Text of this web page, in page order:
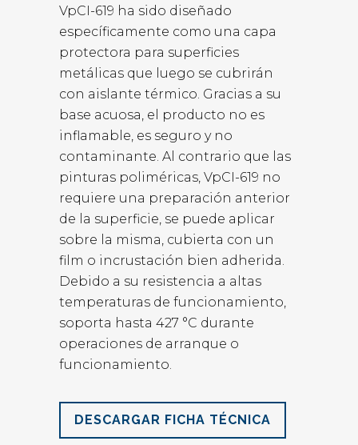
VpCI-619 ha sido diseñado
específicamente como una capa
protectora para superficies
metálicas que luego se cubrirán
con aislante térmico. Gracias a su
base acuosa, el producto no es
inflamable, es seguro y no
contaminante. Al contrario que las
pinturas poliméricas, VpCI-619 no
requiere una preparación anterior
de la superficie, se puede aplicar
sobre la misma, cubierta con un
film o incrustación bien adherida.
Debido a su resistencia a altas
temperaturas de funcionamiento,
soporta hasta 427 °C durante
operaciones de arranque o
funcionamiento.
DESCARGAR FICHA TÉCNICA